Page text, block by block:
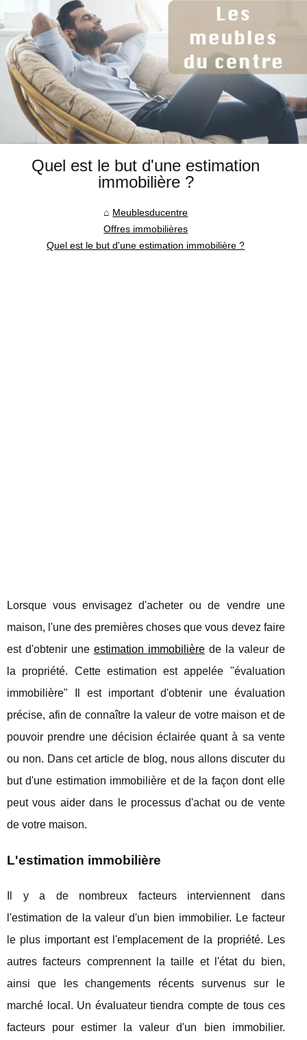
Quel est le but d'une estimation
immobilière ?
Meublesducentre
Offres immobilières
Quel est le but d'une estimation immobilière ?
Lorsque vous envisagez d'acheter ou de vendre une
maison, l'une des premières choses que vous devez faire
est d'obtenir une estimation immobilièrede la valeur de
la propriété. Cette estimation est appelée "évaluation
immobilière" Il est important d'obtenir une évaluation
précise, afin de connaître la valeur de votre maison et de
pouvoir prendre une décision éclairée quant à sa vente
ou non. Dans cet article de blog, nous allons discuter du
but d'une estimation immobilière et de la façon dont elle
peut vous aider dans le processus d'achat ou de vente
de votre maison.
L'estimation immobilière
Il y a de nombreux facteurs interviennent dans
l'estimation de la valeur d'un bien immobilier. Le facteur
le plus important est l'emplacement de la propriété. Les
autres facteurs comprennent la taille et l'état du bien,
ainsi que les changements récents survenus sur le
marché local. Un évaluateur tiendra compte de tous ces
facteurs pour estimer la valeur d'un bien immobilier.